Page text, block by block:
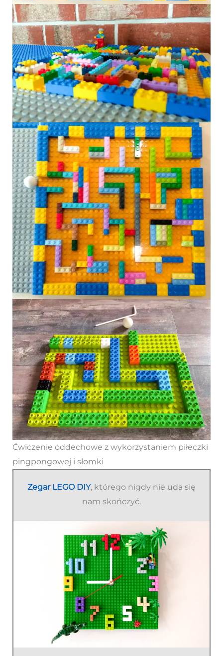
Ćwiczenie oddechowe z wykorzystaniem piłeczki
pingpongowej i słomki
Zegar LEGO DIY, którego nigdy nie uda się
nam skończyć.